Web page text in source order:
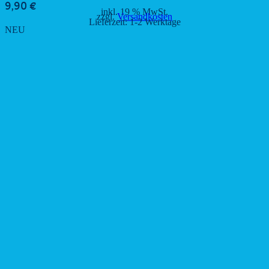
9,90 € inkl. 19 % MwSt.
zzgl.Versandkosten
Lieferzeit:1-2 Werktage
NEU